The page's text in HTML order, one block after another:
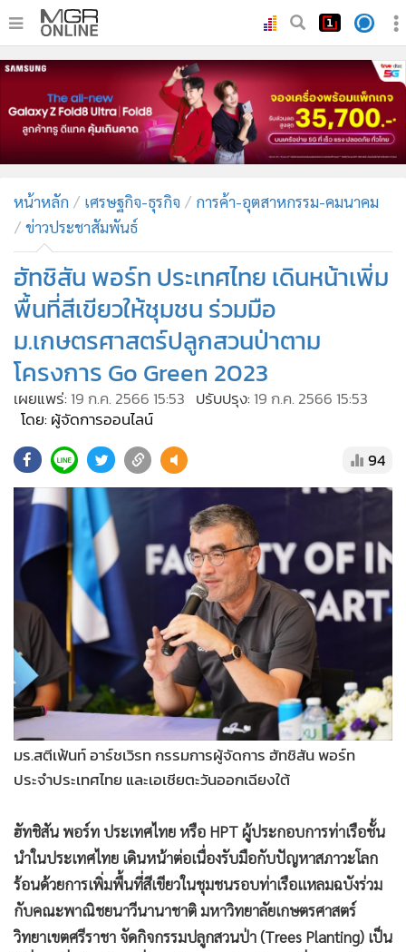
• หน้าหลัก
ทันเหตุการณ์
ภาคใต้
• ภูมิภาค
• บันเทิง
• ผู้จัดการรายวัน
คอลัมนิสต์
ละคร
• CbizReview
• Cyber BIZ
• ผู้จัดกวน
• Good health & Well-being
Green Innovation & SD
• Management & HR
• MGR Live
Infographic
การเมือง
ท่องเที่ยว
• กีฬา
ต่างประเทศ
• Special Scoop
• เศรษฐกิจ-ธุรกิจ
• จีน
• ชุมชน-คุณภาพชีวิต
• อาชญากรรม
• เกม
• วิทยาศาสตร์
• SMEs
• หุ้น
• อินโดจีน
หน้าหลัก เศรษฐกิจ-ธุรกิจ
การค้า-อุตสาหกรรม-คมนาคม
ข่าวประชาสัมพันธ์
ฮัทชิสัน พอร์ท ประเทศไทย เดินหน้าเพิ่ม
พื้นที่สีเขียวให้ชุมชน ร่วมมือ
ม.เกษตรศาสตร์ปลูกสวนป่าตาม
โครงการ Go Green 2023
เผยแพร่: 19 ก.ค. 2566 15:53 ปรับปรุง: 19 ก.ค. 2566 15:53
โดย: ผู้จัดการออนไลน์
94
มร.สตีเฟ้นท์ อาร์ชเวิรท กรรมการผู้จัดการ ฮัทชิสัน พอร์ท
ประจำประเทศไทย และเอเชียตะวันออกเฉียงใต้
ฮัทชิสัน พอร์ท ประเทศไทย หรือ HPT ผู้ประกอบการท่าเรือชั้น
นำในประเทศไทย เดินหน้าต่อเนื่องรับมือกับปัญหาสภาวะโลก
ร้อนด้วยการเพิ่มพื้นที่สีเขียวในชุมชนรอบท่าเรือแหลมฉบังร่วม
กับคณะพาณิชยนาวีนานาชาติ มหาวิทยาลัยเกษตรศาสตร์
วิทยาเขตศรีราชา จัดกิจกรรมปลูกสวนป่า (Trees Planting) เป็น